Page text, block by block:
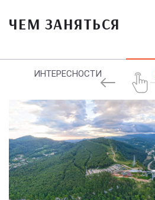
ЧЕМ ЗАНЯТЬСЯ
ИНТЕРЕСНОСТИ